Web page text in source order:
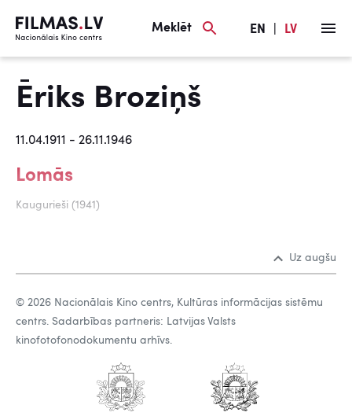
Meklēt EN LV
Ēriks Broziņš
11.04.1911 - 26.11.1946
Lomās
Kaugurieši (1941)
Uz augšu
© 2026 Nacionālais Kino centrs, Kultūras informācijas sistēmu
centrs. Sadarbības partneris: Latvijas Valsts
kinofotofonodokumentu arhīvs.